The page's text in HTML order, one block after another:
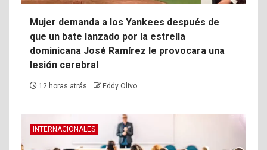
Mujer demanda a los Yankees después de
que un bate lanzado por la estrella
dominicana José Ramírez le provocara una
lesión cerebral
12 horas atrás Eddy Olivo
INTERNACIONALES